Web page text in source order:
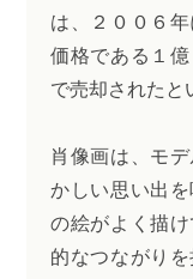
は、２００６
価格である１億
で売却されたと
肖像画は、モ
かしい思い出
の絵がよく描
的なつながり